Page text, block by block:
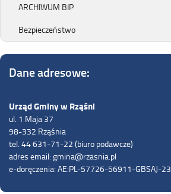
ARCHIWUM BIP
Bezpieczeństwo
Dane adresowe:
Urząd Gminy w Rząśni
ul. 1 Maja 37
98-332 Rząśnia
tel. 44 631-71-22 (biuro podawcze)
adres email: gmina@rzasnia.pl
e-doręczenia: AE:PL-57726-56911-GBSAJ-23